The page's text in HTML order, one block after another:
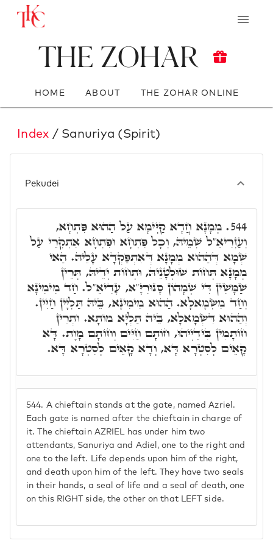
The Zohar
HOME ABOUT THE ZOHAR ONLINE
Index / Sanuriya (Spirit)
Pekudei
544. A chieftain stands at the gate, named Azriel.
Each gate is named after the chieftain in charge of
it. The chieftain AZRIEL has under him two
attendants, Sanuriya and Adiel, one to the right and
one to the left. Life depends upon him of the right,
and death upon him of the left. They have two seals
in their hands, a seal of life and a seal of death, one
on this RIGHT side, the other on that LEFT side.
544. מְמָנָא חֲדָא קַיְּימָא עַל הַהוּא פִּתְחָא,
וְעַזְרִיאֵ"ל שְׁמֵיהּ, וְכָל פִּתְחָא וּפִתְחָא אִתְקְרֵי עַל
שְׁמָא דְּהַהוּא מְמָנָא דְּאִתְפַּקְּדָא עָלֵיהּ. הַאי
מְמָנָא תְּחוֹת שׁוּלְטָנֵיהּ, וּתְחוֹת יְדֵיהּ, תְּרֵין
שַׁמָּשִׁין דִּי שְׁמָהוֹן סָנוּרִיָּ"א, עָדִיאֵ"ל. חַד מִימִינָא
וְחַד מִשְּׂמָאלָא. הַהוּא מִימִינָא, בֵּיהּ תַּלְיָין חַיִּין.
וְהַהוּא דִּשְׂמָאלָא, בֵּיהּ תַּלְיָא מוֹתָא. וּתְרֵין
חוֹתָמִין בִּידַיְיהוּ, חוֹתָם חַיִּים וְחוֹתָם מָוֶת. דָּא
קָאֵים לְסִטְרָא דָּא, וְדָא קָאֵים לְסִטְרָא דָּא.